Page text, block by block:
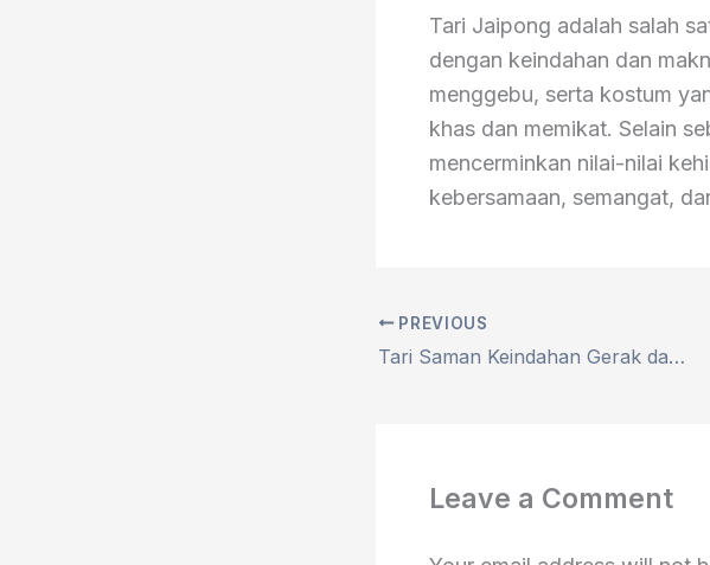
Tari Jaipong adalah salah
dengan keindahan dan
menggebu, serta kostum
khas dan memikat. Selain
mencerminkan nilai-nilai
kebersamaan, semangat,
PREVIOUS
Tari Saman Keindahan Gerak dan Harmoni dalam Budaya Aceh
Leave a Comment